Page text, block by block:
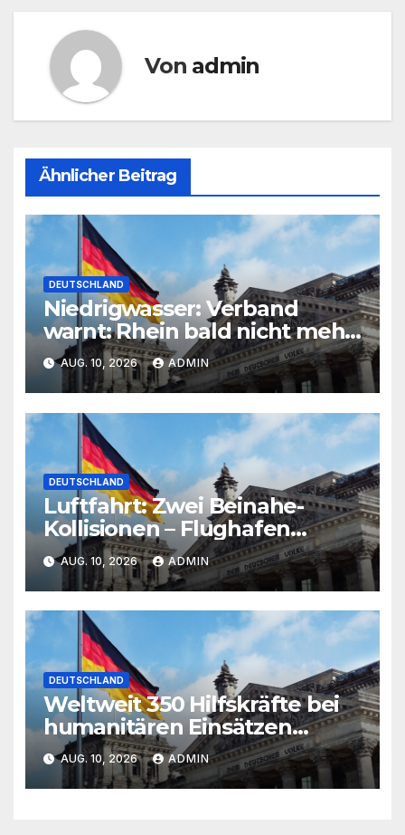
Von admin
Ähnlicher Beitrag
DEUTSCHLAND
Niedrigwasser: Verband
warnt: Rhein bald nicht mehr
durchgängig befahrbar
AUG. 10, 2026 ADMIN
DEUTSCHLAND
Luftfahrt: Zwei Beinahe-
Kollisionen – Flughafen
Sydney unter Druck
AUG. 10, 2026 ADMIN
DEUTSCHLAND
Weltweit 350 Hilfskräfte bei
humanitären Einsätzen
getötet
AUG. 10, 2026 ADMIN